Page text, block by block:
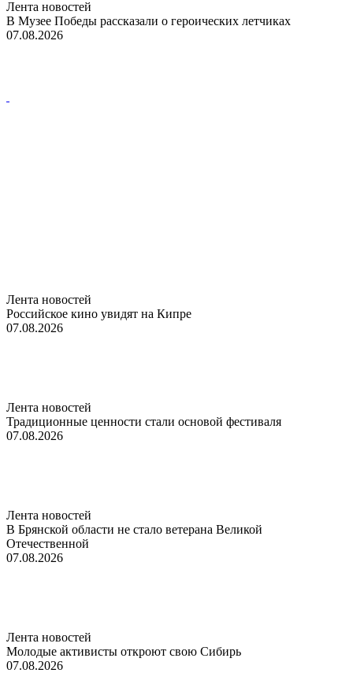
Лента новостей
В Музее Победы рассказали о героических летчиках
07.08.2026
Лента новостей
Российское кино увидят на Кипре
07.08.2026
Лента новостей
Традиционные ценности стали основой фестиваля
07.08.2026
Лента новостей
В Брянской области не стало ветерана Великой
Отечественной
07.08.2026
Лента новостей
Молодые активисты откроют свою Сибирь
07.08.2026